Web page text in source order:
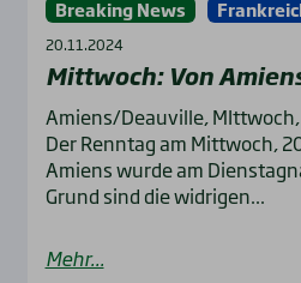
Breaking News
20.11.2024
Mitt­woch: Von
Amiens/Deauville,
Der Renntag am Mittwoch,
Amiens wurde am
Grund sind die widrigen...
Mehr...